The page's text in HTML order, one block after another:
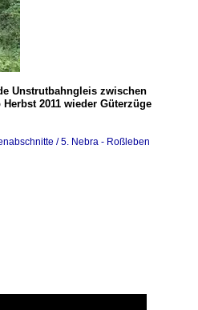
Unstrutbahngleis zwischen
2011 wieder Güterzüge
/ 5. Nebra - Roßleben